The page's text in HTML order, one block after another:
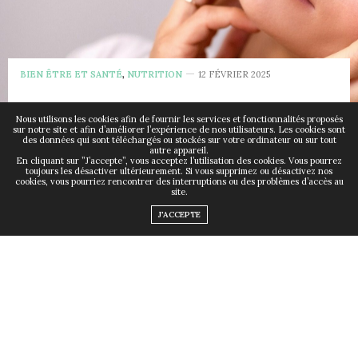
BIEN ÊTRE ET SANTÉ, NUTRITION 12 FÉVRIER 2025
Collagène marin : un
allié puissant pour la
peau et les articulations
Nous utilisons les cookies afin de fournir les services et fonctionnalités proposés
sur notre site et afin d’améliorer l’expérience de nos utilisateurs. Les cookies sont
des données qui sont téléchargés ou stockés sur votre ordinateur ou sur tout
autre appareil.
En cliquant sur ”J’accepte”, vous acceptez l’utilisation des cookies. Vous pourrez
toujours les désactiver ultérieurement. Si vous supprimez ou désactivez nos
cookies, vous pourriez rencontrer des interruptions ou des problèmes d’accès au
site.
J'ACCEPTE